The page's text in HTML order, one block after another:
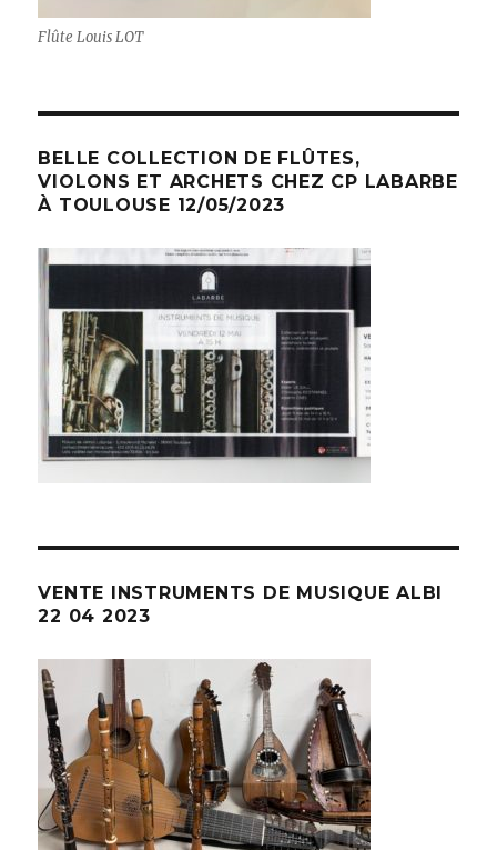
Flûte Louis LOT
BELLE COLLECTION DE FLÛTES,
VIOLONS ET ARCHETS CHEZ CP LABARBE
À TOULOUSE 12/05/2023
VENTE INSTRUMENTS DE MUSIQUE ALBI
22 04 2023